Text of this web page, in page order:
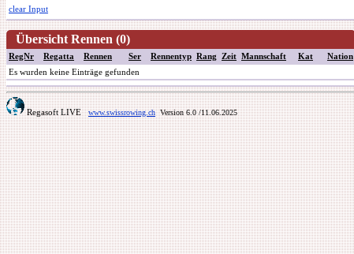
clear Input
Übersicht Rennen (0)
RegNr Regatta Rennen Ser Rennentyp Rang Zeit Mannschaft Kat
Nation
Es wurden keine Einträge gefunden
Regasoft LIVE www.swissrowing.chVersion 6.0/11.06.2025